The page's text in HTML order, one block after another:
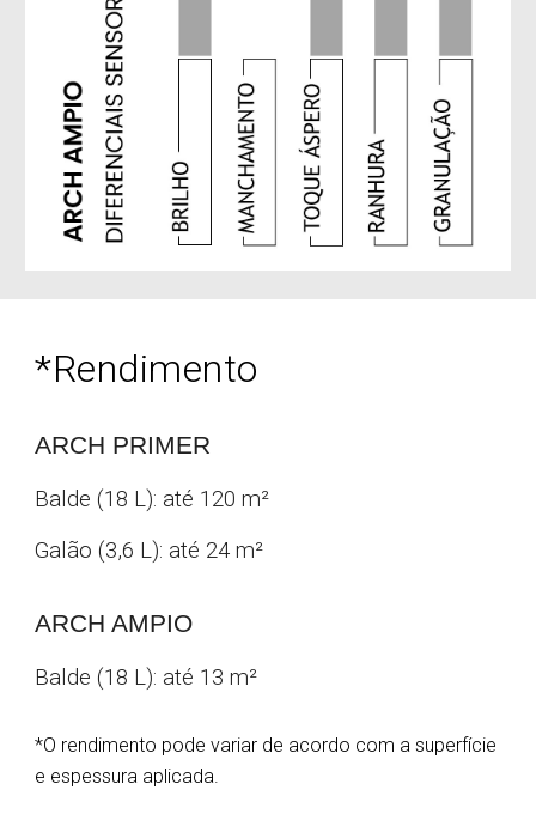
*Rendimento
ARCH PRIMER
Balde (18 L): até 120 m²
Galão (3,6 L): até 24m²
ARCH AMPIO
Balde (18 L): até 13 m²
*O rendimento pode variar de acordo com a superfície
e espessura aplicada.